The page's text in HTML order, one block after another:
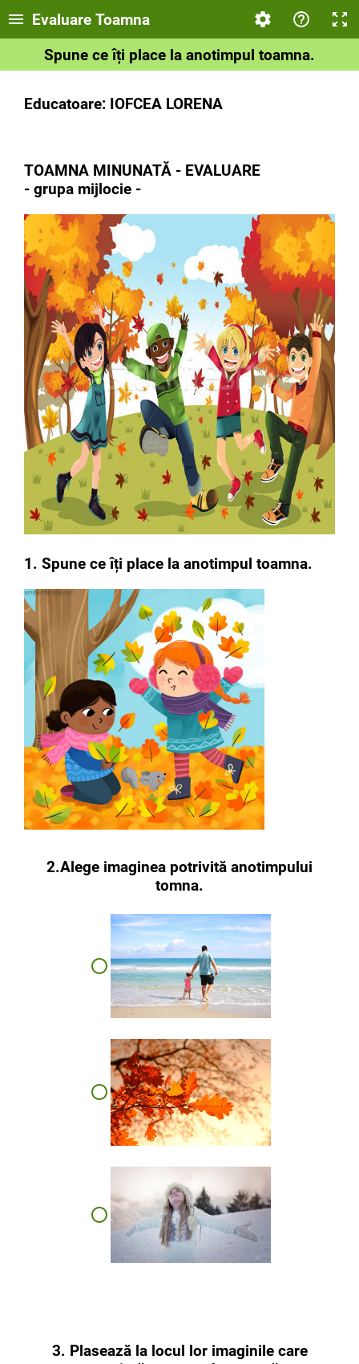
Evaluare Toamna
Spune ce îți place la anotimpul toamna.
Educatoare: IOFCEA LORENA
TOAMNA MINUNATĂ - EVALUARE
- grupa mijlocie -
1. Spune ce îți place la anotimpul toamna.
2.Alege imaginea potrivită anotimpului
tomna.
3. Plasează la locul lor imaginile care